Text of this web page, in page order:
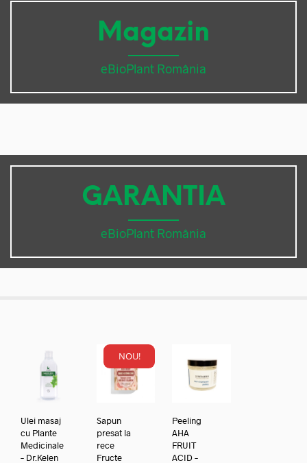
Magazin
eBioPlant România
GARANTIA
eBioPlant România
Ulei masaj
cu Plante
Medicinale
– Dr.Kelen
NOU!
Sapun
presat la
rece
Fructe
Peeling
AHA
FRUIT
ACID –